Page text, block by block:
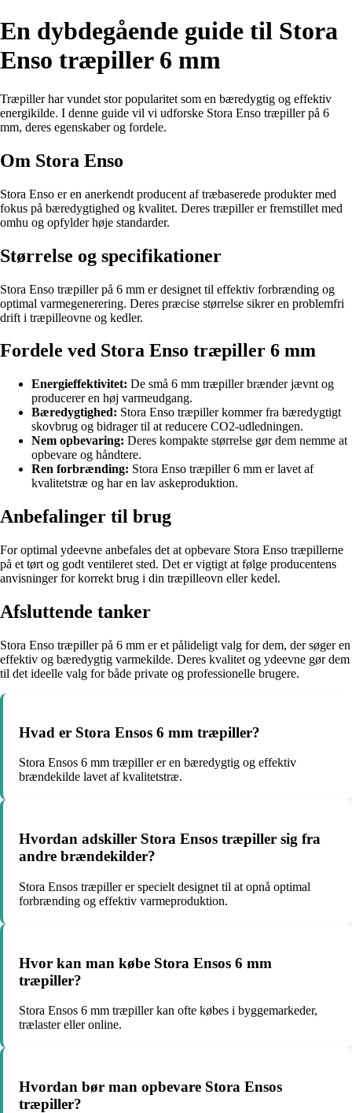
En dybdegående guide til Stora
Enso træpiller 6 mm
Træpiller har vundet stor popularitet som en bæredygtig og effektiv
energikilde. I denne guide vil vi udforske Stora Enso træpiller på 6
mm, deres egenskaber og fordele.
Om Stora Enso
Stora Enso er en anerkendt producent af træbaserede produkter med
fokus på bæredygtighed og kvalitet. Deres træpiller er fremstillet med
omhu og opfylder høje standarder.
Størrelse og specifikationer
Stora Enso træpiller på 6 mm er designet til effektiv forbrænding og
optimal varmegenerering. Deres præcise størrelse sikrer en problemfri
drift i træpilleovne og kedler.
Fordele ved Stora Enso træpiller 6 mm
Energieffektivitet: De små 6 mm træpiller brænder jævnt og
producerer en høj varmeudgang.
Bæredygtighed: Stora Enso træpiller kommer fra bæredygtigt
skovbrug og bidrager til at reducere CO2-udledningen.
Nem opbevaring: Deres kompakte størrelse gør dem nemme at
opbevare og håndtere.
Ren forbrænding: Stora Enso træpiller 6 mm er lavet af
kvalitetstræ og har en lav askeproduktion.
Anbefalinger til brug
For optimal ydeevne anbefales det at opbevare Stora Enso træpillerne
på et tørt og godt ventileret sted. Det er vigtigt at følge producentens
anvisninger for korrekt brug i din træpilleovn eller kedel.
Afsluttende tanker
Stora Enso træpiller på 6 mm er et pålideligt valg for dem, der søger en
effektiv og bæredygtig varmekilde. Deres kvalitet og ydeevne gør dem
til det ideelle valg for både private og professionelle brugere.
Hvad er Stora Ensos 6 mm træpiller?
Stora Ensos 6 mm træpiller er en bæredygtig og effektiv
brændekilde lavet af kvalitetstræ.
Hvordan adskiller Stora Ensos træpiller sig fra
andre brændekilder?
Stora Ensos træpiller er specielt designet til at opnå optimal
forbrænding og effektiv varmeproduktion.
Hvor kan man købe Stora Ensos 6 mm
træpiller?
Stora Ensos 6 mm træpiller kan ofte købes i byggemarkeder,
trælaster eller online.
Hvordan bør man opbevare Stora Ensos
træpiller?